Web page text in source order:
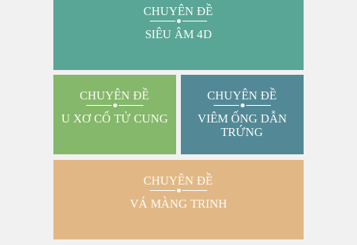
CHUYÊN ĐỀ
SIÊU ÂM 4D
CHUYÊN ĐỀ
U XƠ CỔ TỬ CUNG
CHUYÊN ĐỀ
VIÊM ỐNG DẪN
TRỨNG
CHUYÊN ĐỀ
VÁ MÀNG TRINH